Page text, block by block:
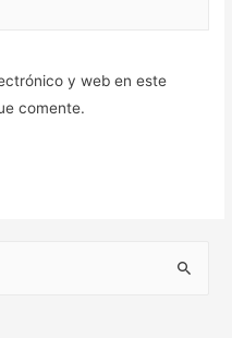
y web en este
comente.